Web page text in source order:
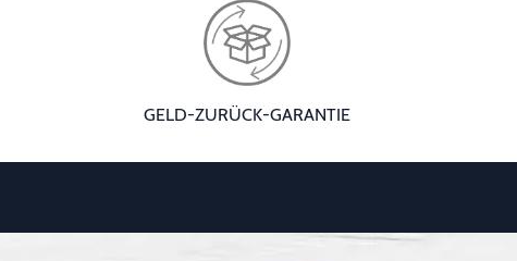
GELD-ZURÜCK-GARANTIE